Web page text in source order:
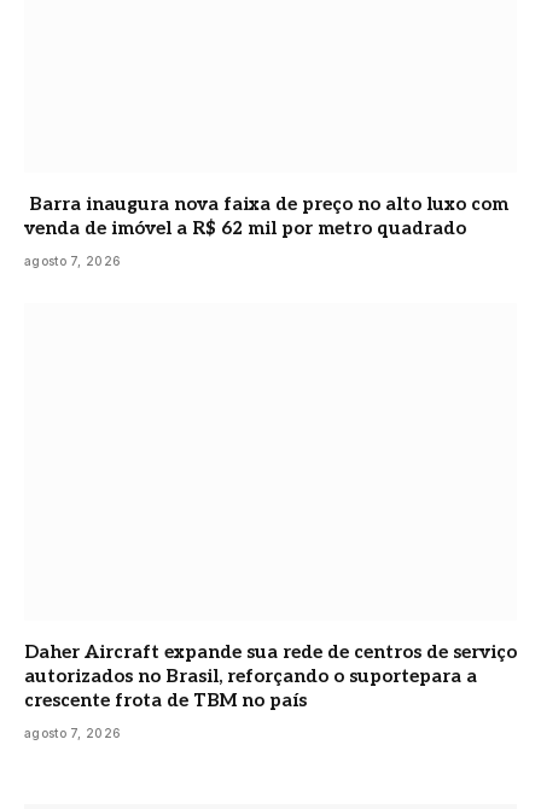
Barra inaugura nova faixa de preço no alto luxo com
venda de imóvel a R$ 62 mil por metro quadrado
agosto 7, 2026
Daher Aircraft expande sua rede de centros de serviço
autorizados no Brasil, reforçando o suportepara a
crescente frota de TBM no país
agosto 7, 2026